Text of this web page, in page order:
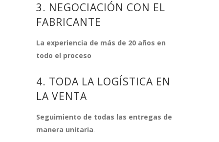
3. NEGOCIACIÓN CON EL
FABRICANTE
La experiencia de más de 20 años en
todo el proceso
4. TODA LA LOGÍSTICA EN
LA VENTA
Seguimiento de todas las entregas de
manera unitaria.